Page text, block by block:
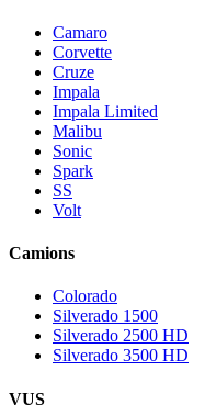
Camaro
Corvette
Cruze
Impala
Impala Limited
Malibu
Sonic
Spark
SS
Volt
Camions
Colorado
Silverado 1500
Silverado 2500 HD
Silverado 3500 HD
VUS